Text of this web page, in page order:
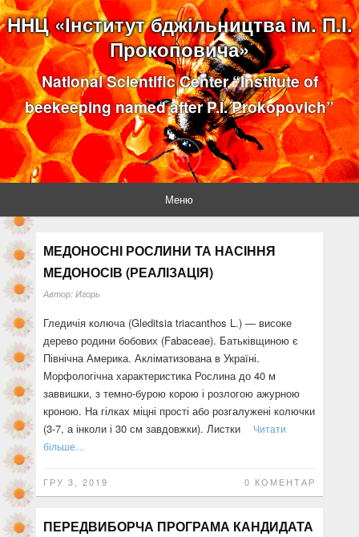
ННЦ «Інститут бджільництва ім. П.І.
Прокоповича»
National Scientific Center “Institute of
beekeeping named after P.I. Prokopovich”
Меню
МЕДОНОСНІ РОСЛИНИ ТА НАСІННЯ
МЕДОНОСІВ (РЕАЛІЗАЦІЯ)
Автор: Игорь
Гледичія колюча (Gleditsia triacanthos L.) — високе
дерево родини бобових (Fabaceae). Батьківщиною є
Північна Америка. Акліматизована в Україні.
Морфологічна характеристика Рослина до 40 м
заввишки, з темно-бурою корою і розлогою ажурною
кроною. На гілках міцні прості або розгалужені колючки
(3-7, а інколи і 30 см завдовжки). Листки
Читати
більше…
ГРУ 3, 2019 0 КОМЕНТАР
ПЕРЕДВИБОРЧА ПРОГРАМА КАНДИДАТА